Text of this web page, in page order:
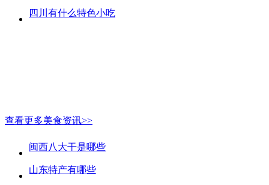
四川有什么特色小吃
查看更多美食资讯>>
闽西八大干是哪些
山东特产有哪些